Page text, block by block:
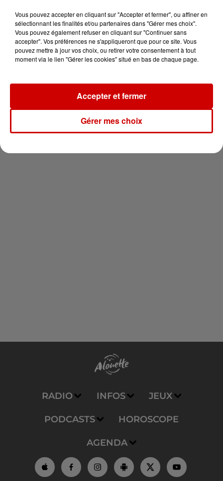
Destination Vacances - Gagnez
votre séjour en famille au cœur
de la...
Newsletter
RADIO INFOS JEUX
PODCASTS HOROSCOPE
AGENDA
Vous pouvez accepter en cliquant sur "Accepter et fermer", ou affiner en
sélectionnant les finalités et/ou partenaires dans "Gérer mes choix".
Vous pouvez également refuser en cliquant sur "Continuer sans
accepter". Vos préférences ne s'appliqueront que pour ce site. Vous
pouvez mettre à jour vos choix, ou retirer votre consentement à tout
moment via le lien "Gérer les cookies" situé en bas de chaque page.
Gérer mes choix
Accepter et fermer